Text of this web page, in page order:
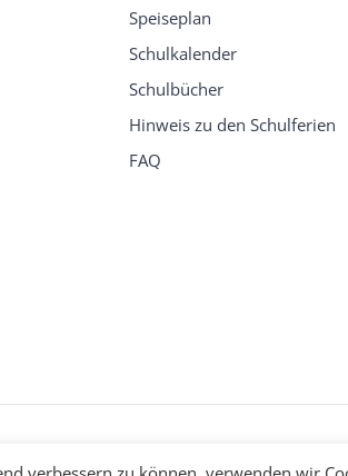
Speiseplan
Schulkalender
Schulbücher
Hinweis zu den Schulferien
FAQ